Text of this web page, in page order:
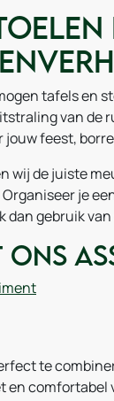
tafels en
van
jouw feest,
wij de juiste
je
dan gebruik
ons
te
comfortabel